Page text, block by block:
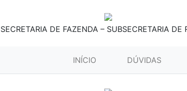
SECRETARIA DE FAZENDA – SUBSECRETARIA DE
INÍCIO (CURRENT)DÚVIDAS